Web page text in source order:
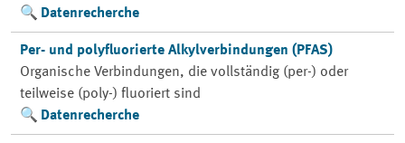
Datenrecherche
Per- und polyfluorierte Alkylverbindungen (PFAS)
Organische Verbindungen, die vollständig (per-) oder
teilweise (poly-) fluoriert sind
Datenrecherche